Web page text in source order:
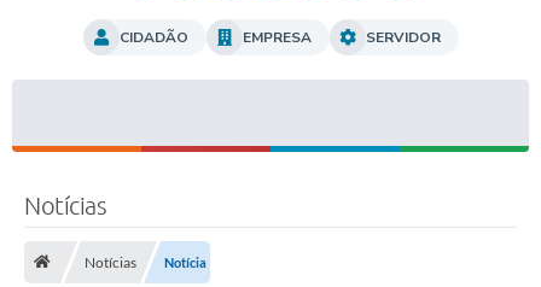
CIDADÃO EMPRESA SERVIDOR
Notícias
Notícias Notícia